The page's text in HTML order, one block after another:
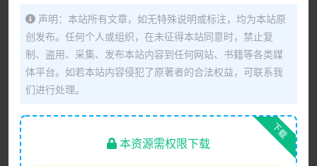
声明：本站所有文章，如无特殊说明或标注，均为本站原
创发布。任何个人或组织，在未征得本站同意时，禁止复
制、盗用、采集、发布本站内容到任何网站、书籍等各类媒
体平台。如若本站内容侵犯了原著者的合法权益，可联系我
们进行处理。
下载
本资源需权限下载